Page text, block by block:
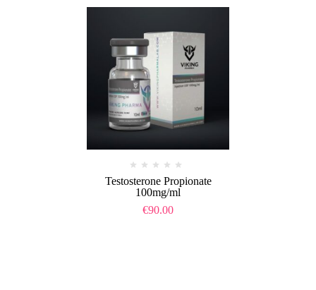
Testosterone Propionate
100mg/ml
€90.00